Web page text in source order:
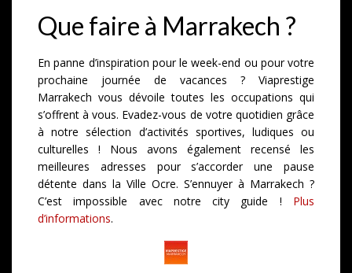
Que faire à Marrakech ?
En panne d’inspiration pour le week-end ou pour votre
prochaine journée de vacances ? Viaprestige
Marrakech vous dévoile toutes les occupations qui
s’offrent à vous. Evadez-vous de votre quotidien grâce
à notre sélection d’activités sportives, ludiques ou
culturelles ! Nous avons également recensé les
meilleures adresses pour s’accorder une pause
détente dans la Ville Ocre. S’ennuyer à Marrakech ?
C’est impossible avec notre city guide ! Plus
d’informations.